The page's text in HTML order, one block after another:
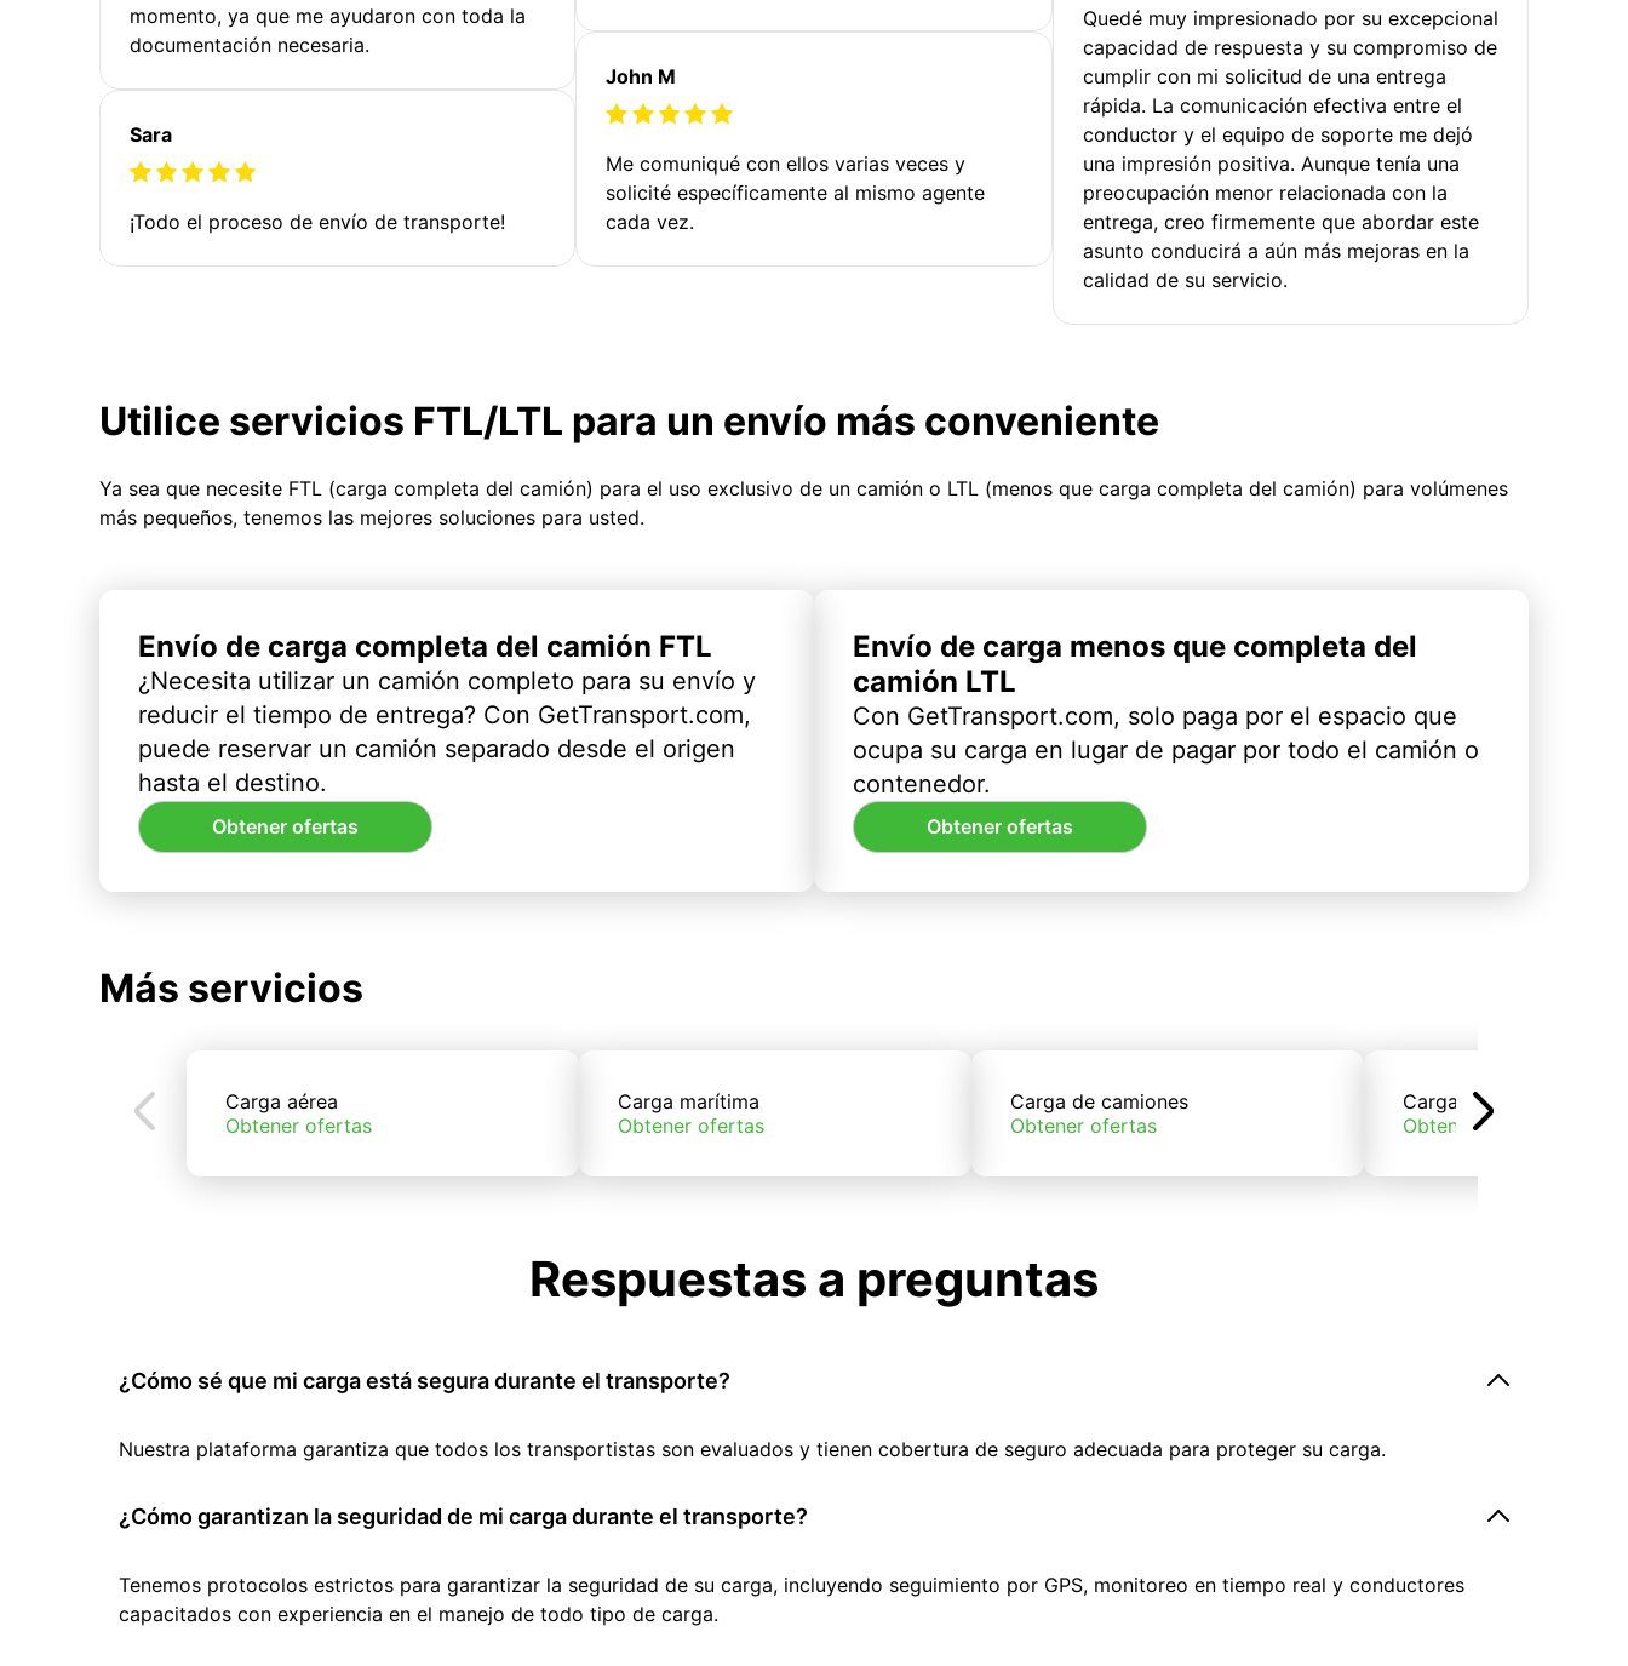
momento, ya que me ayudaron con toda la
documentación necesaria.
Sara
¡Todo el proceso de envío de transporte!
John M
Me comuniqué con ellos varias veces y
solicité específicamente al mismo agente
cada vez.
Quedé muy impresionado por su excepcional
capacidad de respuesta y su compromiso de
cumplir con mi solicitud de una entrega
rápida. La comunicación efectiva entre el
conductor y el equipo de soporte me dejó
una impresión positiva. Aunque tenía una
preocupación menor relacionada con la
entrega, creo firmemente que abordar este
asunto conducirá a aún más mejoras en la
calidad de su servicio.
Utilice servicios FTL/LTL para un envío más conveniente
Ya sea que necesite FTL (carga completa del camión) para el uso exclusivo de un camión o LTL (menos que carga completa del camión) para volúmenes
más pequeños, tenemos las mejores soluciones para usted.
Envío de carga completa del camión FTL
¿Necesita utilizar un camión completo para su envío y
reducir el tiempo de entrega? Con GetTransport.com,
puede reservar un camión separado desde el origen
hasta el destino.
Obtener ofertas
Envío de carga menos que completa del
camión LTL
Con GetTransport.com, solo paga por el espacio que
ocupa su carga en lugar de pagar por todo el camión o
contenedor.
Obtener ofertas
Más servicios
Carga aérea
Obtener ofertas
Carga marítima
Obtener ofertas
Carga de camiones
Obtener ofertas
Carga de trenes
Obtener ofertas
Respuestas a preguntas
¿Cómo sé que mi carga está segura durante el transporte?
Nuestra plataforma garantiza que todos los transportistas son evaluados y tienen cobertura de seguro adecuada para proteger su carga.
¿Cómo garantizan la seguridad de mi carga durante el transporte?
Tenemos protocolos estrictos para garantizar la seguridad de su carga, incluyendo seguimiento por GPS, monitoreo en tiempo real y conductores
capacitados con experiencia en el manejo de todo tipo de carga.